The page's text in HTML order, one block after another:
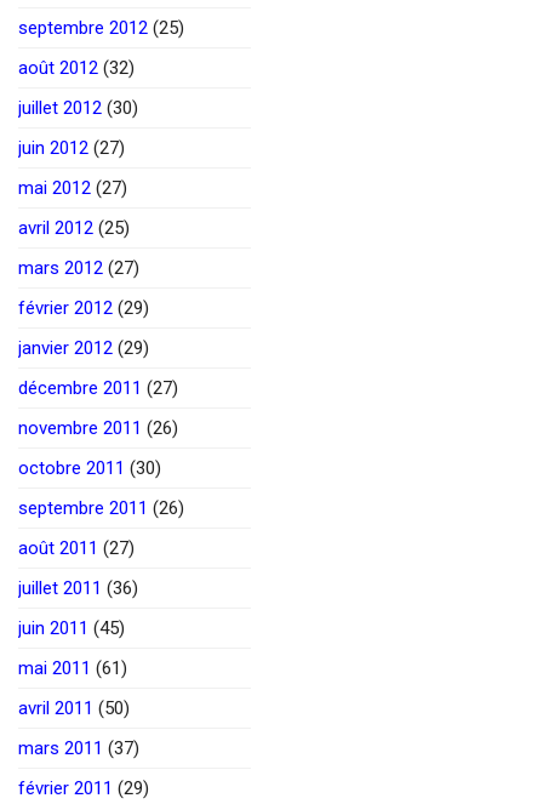
septembre 2012 (25)
août 2012 (32)
juillet 2012 (30)
juin 2012 (27)
mai 2012 (27)
avril 2012 (25)
mars 2012 (27)
février 2012 (29)
janvier 2012 (29)
décembre 2011 (27)
novembre 2011 (26)
octobre 2011 (30)
septembre 2011 (26)
août 2011 (27)
juillet 2011 (36)
juin 2011 (45)
mai 2011 (61)
avril 2011 (50)
mars 2011 (37)
février 2011 (29)